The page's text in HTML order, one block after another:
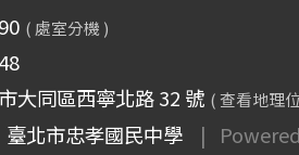
( 處室分機 )
大同區西寧北路 32 號 ( 查看地理
北市忠孝國民中學 |